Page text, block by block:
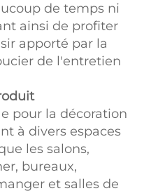
de temps ni
ainsi de profiter
apporté par la
de l'entretien
pour la décoration
à divers espaces
les salons,
bureaux,
et salles de